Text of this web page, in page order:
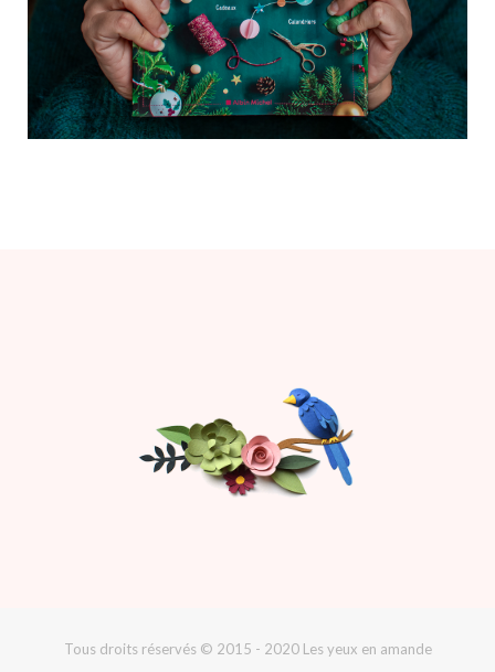
Tous droits réservés © 2015 - 2020 Les yeux en amande